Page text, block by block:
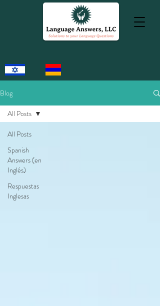
Blog
All Posts
Spanish
Answers (en
Inglés)
Respuestas
Inglesas
All Posts